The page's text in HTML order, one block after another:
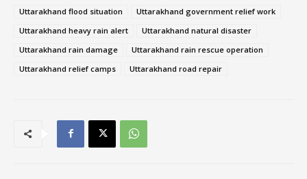
Uttarakhand flood situation
Uttarakhand government relief work
Uttarakhand heavy rain alert
Uttarakhand natural disaster
Uttarakhand rain damage
Uttarakhand rain rescue operation
Uttarakhand relief camps
Uttarakhand road repair